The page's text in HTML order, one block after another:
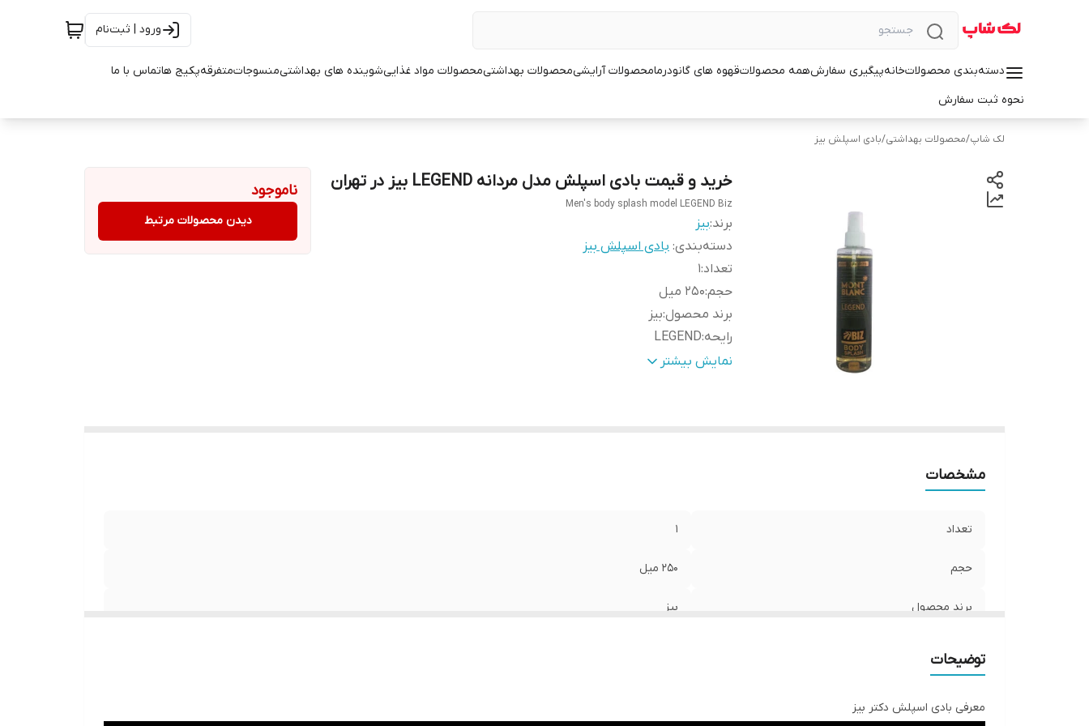
ورود | ثبت‌نام
دسته‌بندی محصولاتخانهپیگیری سفارشهمه محصولاتقهوه های گانودرمامحصولات آرایشیمحصولات بهداشتیمحصولات مواد غذاییشوینده های بهداشتیمنسوجاتمتفرقهپکیج هاتماس با ما
نحوه ثبت سفارش
لک شاپ/محصولات بهداشتی/بادی اسپلش بیز
خرید و قیمت بادی اسپلش مدل مردانه LEGEND بیز در تهران
Men's body splash model LEGEND Biz
برند:بیز
دسته‌بندی: بادی اسپلش بیز
تعداد:
1
حجم:250 میل
برند محصول:بیز
رایحه:
LEGEND
جنسیت:مردانه
نمایش بیشتر
ناموجود
دیدن محصولات مرتبط
مشخصات
تعداد 1
حجم 250 میل
برند محصول بیز
توضیحات
معرفی بادی اسپلش دکتر بیز